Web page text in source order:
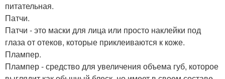
питательная.
Патчи.
Патчи - это маски для лица или просто наклейки под
глаза от отеков, которые приклеиваются к коже.
Плампер.
Плампер - средство для увеличения объема губ, которое